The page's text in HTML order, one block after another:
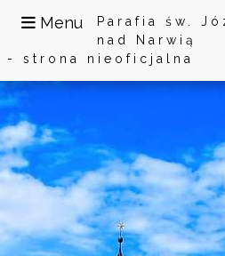
Menu
Parafia św.
nad Narwią
- strona nieoficjalna